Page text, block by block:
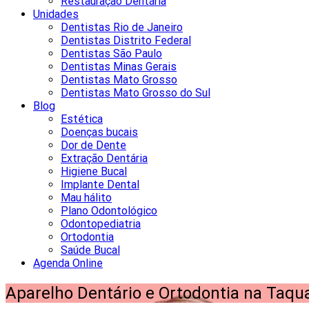
Unidades
Dentistas Rio de Janeiro
Dentistas Distrito Federal
Dentistas São Paulo
Dentistas Minas Gerais
Dentistas Mato Grosso
Dentistas Mato Grosso do Sul
Blog
Estética
Doenças bucais
Dor de Dente
Extração Dentária
Higiene Bucal
Implante Dental
Mau hálito
Plano Odontológico
Odontopediatria
Ortodontia
Saúde Bucal
Agenda Online
Aparelho Dentário e Ortodontia na